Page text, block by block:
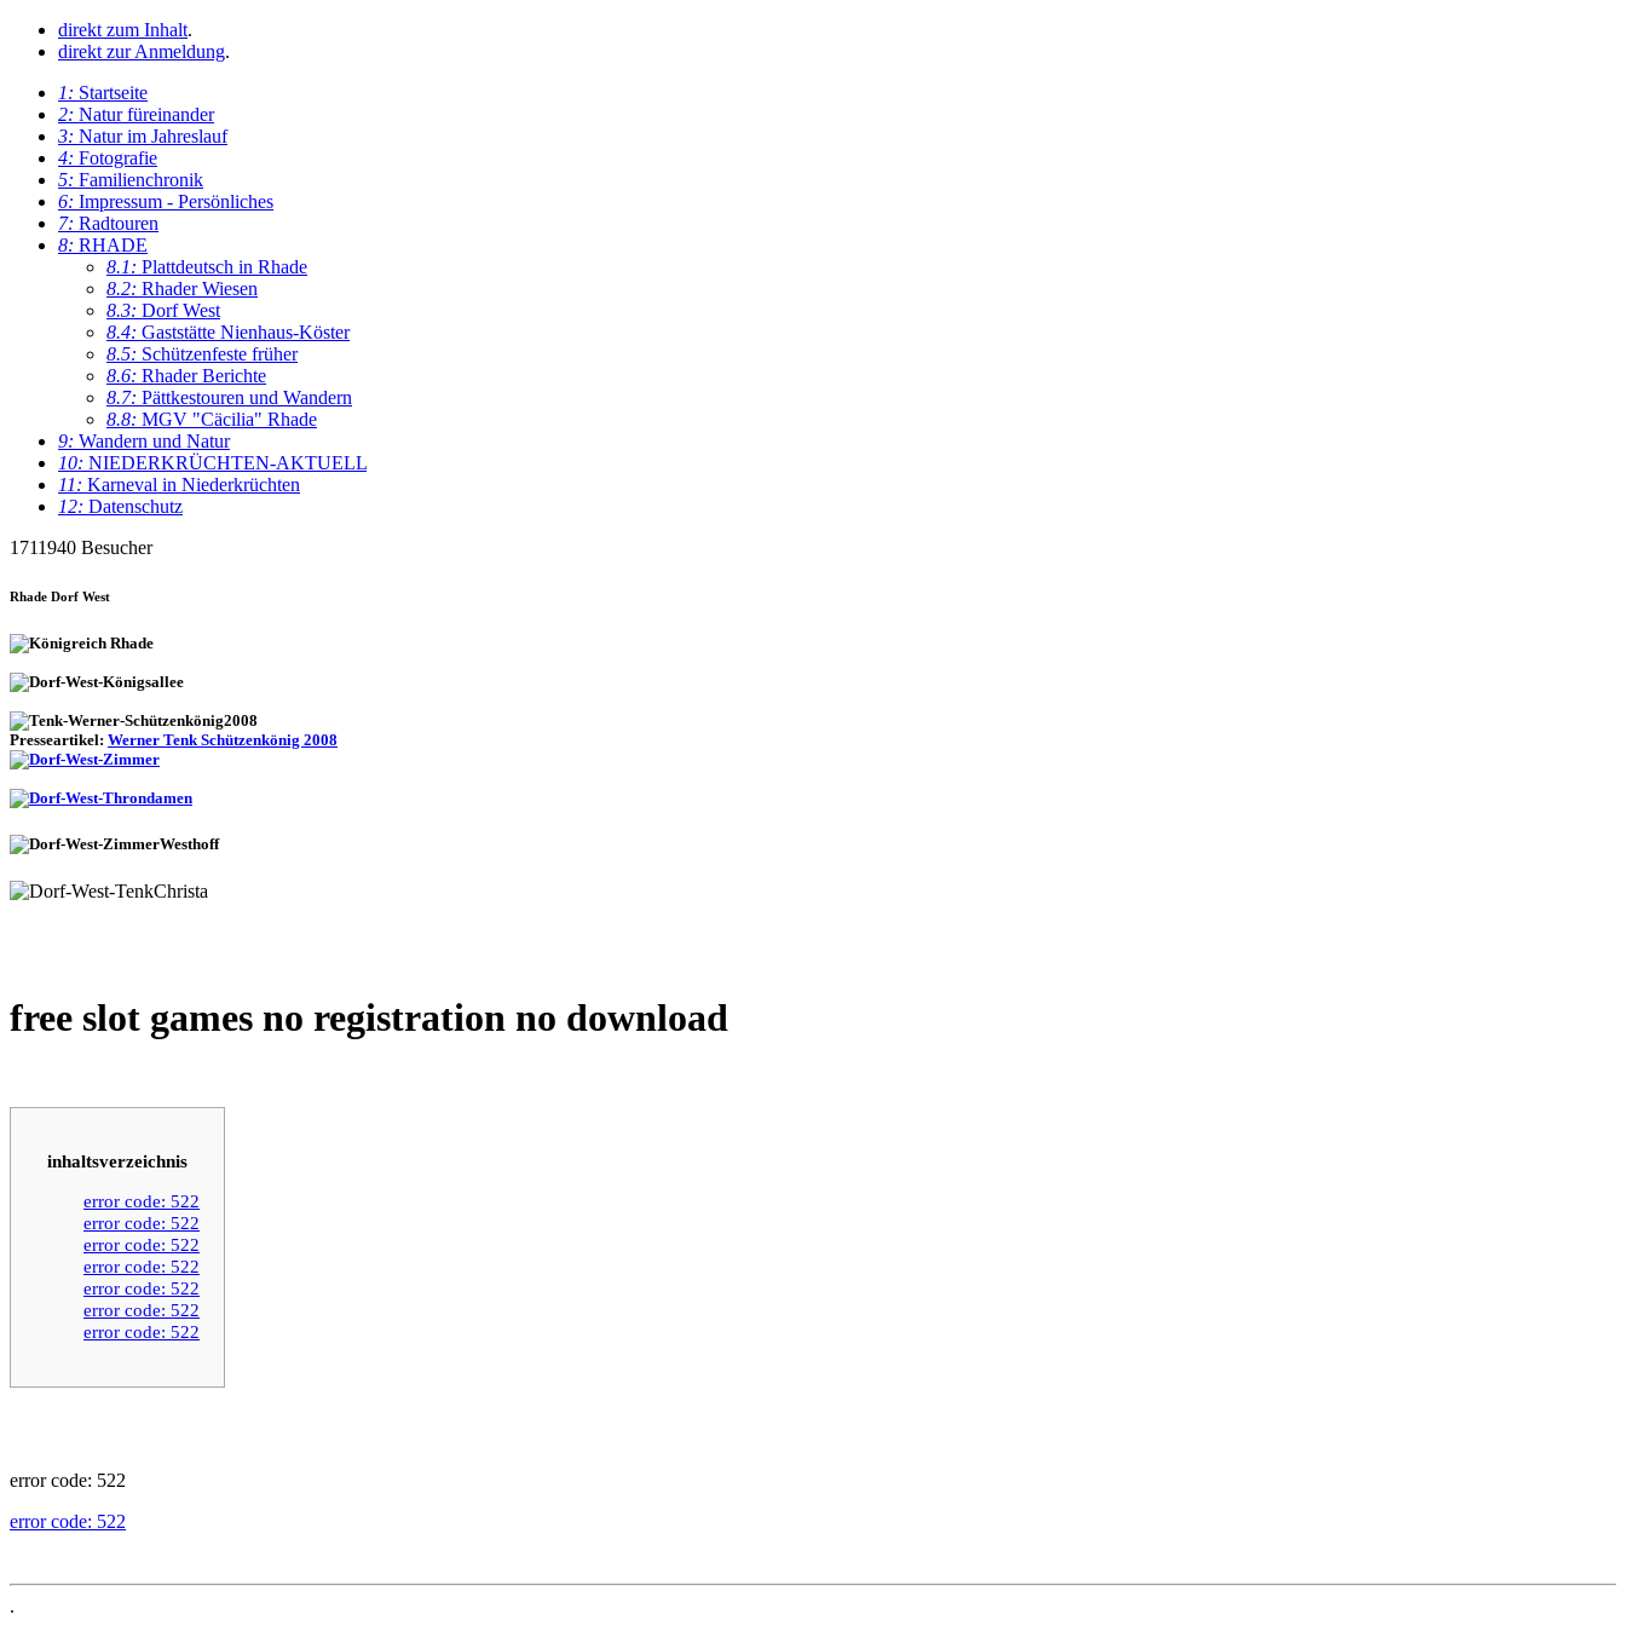
direkt zum Inhalt.
direkt zur Anmeldung.
1: Startseite
2: Natur füreinander
3: Natur im Jahreslauf
4: Fotografie
5: Familienchronik
6: Impressum - Persönliches
7: Radtouren
8: RHADE
8.1: Plattdeutsch in Rhade
8.2: Rhader Wiesen
8.3: Dorf West
8.4: Gaststätte Nienhaus-Köster
8.5: Schützenfeste früher
8.6: Rhader Berichte
8.7: Pättkestouren und Wandern
8.8: MGV "Cäcilia" Rhade
9: Wandern und Natur
10: NIEDERKRÜCHTEN-AKTUELL
11: Karneval in Niederkrüchten
12: Datenschutz
1711940 Besucher
Rhade Dorf West
Presseartikel: Werner Tenk Schützenkönig 2008
free slot games no registration no download
inhaltsverzeichnis
error code: 522
error code: 522
error code: 522
error code: 522
error code: 522
error code: 522
error code: 522
error code: 522
error code: 522
.